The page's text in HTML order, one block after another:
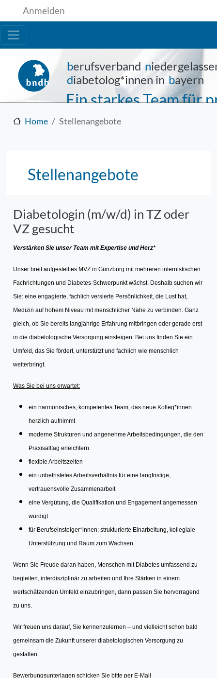
Direkt zum Inhalt
Benutzermenü
Anmelden
berufsverband n
diabetolog*innen in bayern
Ein starkes Team für
Home Stellenangebote
Stellenangebote
Diabetologin (m/w/d) in TZ oder
VZ gesucht
Verstärken Sie unser Team mit Expertise und Herz*
Unser breit aufgestelltes MVZ in Günzburg mit mehreren internistischen
Fachrichtungen und Diabetes-Schwerpunkt wächst. Deshalb suchen wir
Sie: eine engagierte, fachlich versierte Persönlichkeit, die Lust hat,
Medizin auf hohem Niveau mit menschlicher Nähe zu verbinden. Ganz
gleich, ob Sie bereits langjährige Erfahrung mitbringen oder gerade erst
in die diabetologische Versorgung einsteigen: Bei uns finden Sie ein
Umfeld, das Sie fördert, unterstützt und fachlich wie menschlich
weiterbringt.
Was Sie bei uns erwartet:
ein harmonisches, kompetentes Team, das neue Kolleg*innen
herzlich aufnimmt
moderne Strukturen und angenehme Arbeitsbedingungen, die den
Praxisalltag erleichtern
flexible Arbeitszeiten
ein unbefristetes Arbeitsverhältnis für eine langfristige,
vertrauensvolle Zusammenarbeit
eine Vergütung, die Qualifikation und Engagement angemessen
würdigt
für Berufseinsteiger*innen: strukturierte Einarbeitung, kollegiale
Unterstützung und Raum zum Wachsen
Wenn Sie Freude daran haben, Menschen mit Diabetes umfassend zu
begleiten, interdisziplinär zu arbeiten und Ihre Stärken in einem
wertschätzenden Umfeld einzubringen, dann passen Sie hervorragend
zu uns.
Wir freuen uns darauf, Sie kennenzulernen – und vielleicht schon bald
gemeinsam die Zukunft unserer diabetologischen Versorgung zu
gestalten.
Bewerbungsunterlagen schicken Sie bitte per E-Mail